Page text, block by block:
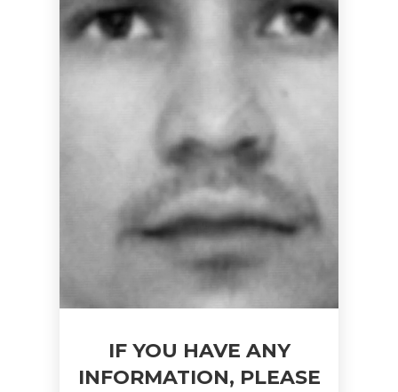
IF YOU HAVE ANY
INFORMATION, PLEASE